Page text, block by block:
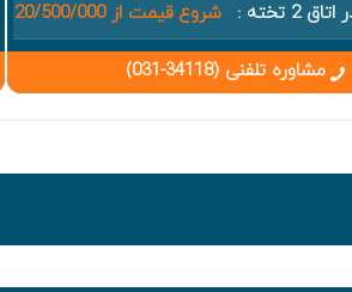
2 تخته :
شروع قیمت از 20/500/000
مشاوره تلفنی (34118-031)